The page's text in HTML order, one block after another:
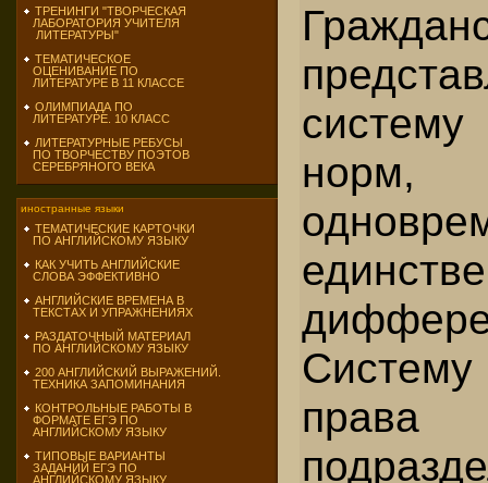
ТРЕНИНГИ "ТВОРЧЕСКАЯ
ЛАБОРАТОРИЯ УЧИТЕЛЯ
ЛИТЕРАТУРЫ"
ТЕМАТИЧЕСКОЕ
ОЦЕНИВАНИЕ ПО
ЛИТЕРАТУРЕ В 11 КЛАССЕ
ОЛИМПИАДА ПО
ЛИТЕРАТУРЕ. 10 КЛАСС
ЛИТЕРАТУРНЫЕ РЕБУСЫ
ПО ТВОРЧЕСТВУ ПОЭТОВ
СЕРЕБРЯНОГО ВЕКА
иностранные языки
ТЕМАТИЧЕСКИЕ КАРТОЧКИ
ПО АНГЛИЙСКОМУ ЯЗЫКУ
КАК УЧИТЬ АНГЛИЙСКИЕ
СЛОВА ЭФФЕКТИВНО
АНГЛИЙСКИЕ ВРЕМЕНА В
ТЕКСТАХ И УПРАЖНЕНИЯХ
РАЗДАТОЧНЫЙ МАТЕРИАЛ
ПО АНГЛИЙСКОМУ ЯЗЫКУ
200 АНГЛИЙСКИЙ ВЫРАЖЕНИЙ.
ТЕХНИКА ЗАПОМИНАНИЯ
КОНТРОЛЬНЫЕ РАБОТЫ В
ФОРМАТЕ ЕГЭ ПО
АНГЛИЙСКОМУ ЯЗЫКУ
ТИПОВЫЕ ВАРИАНТЫ
ЗАДАНИЙ ЕГЭ ПО
АНГЛИЙСКОМУ ЯЗЫКУ
норм,
Систему